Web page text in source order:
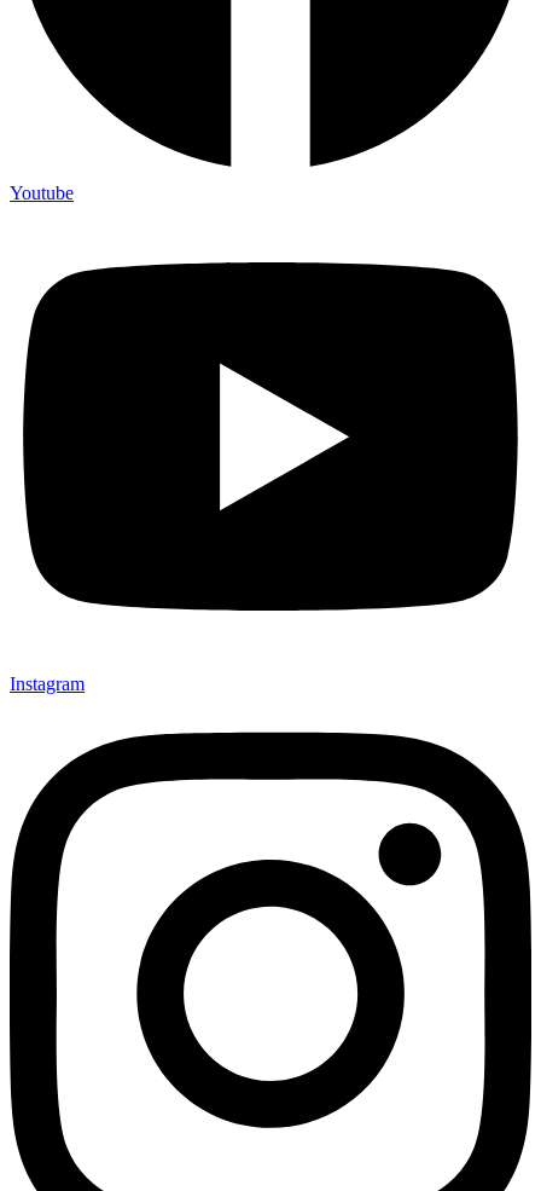
Youtube
Instagram